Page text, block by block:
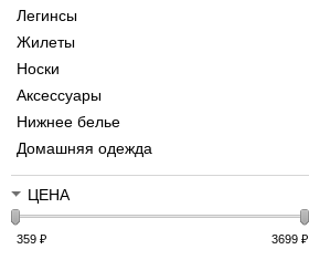
Легинсы
Жилеты
Носки
Аксессуары
Нижнее белье
Домашняя одежда
ЦЕНА
359 ₽ 3699₽